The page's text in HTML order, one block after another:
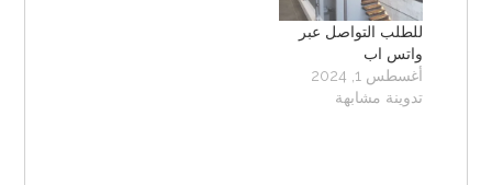
للطلب التواصل عبر
واتس اب
أغسطس 1, 2024
تدوينة مشابهة